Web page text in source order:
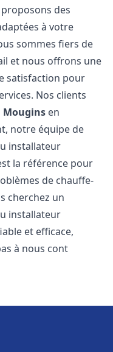
des
à votre
sommes fiers de
et nous offrons une
satisfaction pour
Nos clients
Mougins en
notre équipe de
installateur
la référence pour
de chauffe-
cherchez un
installateur
et efficace,
à nous cont